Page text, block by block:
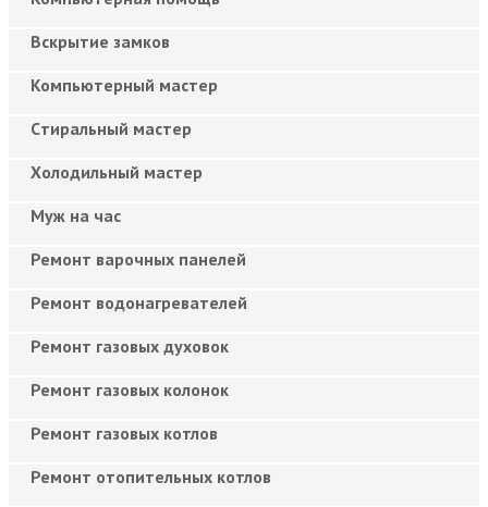
Вскрытие замков
Компьютерный мастер
Cтиральный мастер
Холодильный мастер
Муж на час
Ремонт варочных панелей
Ремонт водонагревателей
Ремонт газовых духовок
Ремонт газовых колонок
Ремонт газовых котлов
Ремонт отопительных котлов